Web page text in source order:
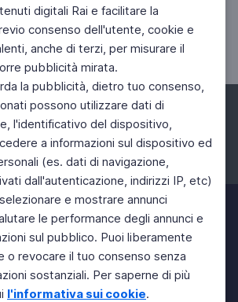
digitali Rai e facilitare la
consenso dell'utente, cookie e
anche di terzi, per misurare il
pubblicità mirata.
la pubblicità, dietro tuo consenso,
possono utilizzare dati di
l'identificativo del dispositivo,
a informazioni sul dispositivo ed
(es. dati di navigazione,
dall'autenticazione, indirizzi IP, etc)
e mostrare annunci
le performance degli annunci e
sul pubblico. Puoi liberamente
o revocare il tuo consenso senza
sostanziali. Per saperne di più
l'informativa sui cookie.
il signore della TV
Instagram Twitter